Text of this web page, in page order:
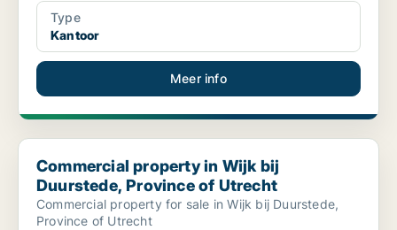
Type
Kantoor
Meer info
Commercial property in Wijk bij Duurstede, Province of Utrecht
Commercial property in Wijk bij
Duurstede, Province of Utrecht
Commercial property for sale in Wijk bij Duurstede,
Province of Utrecht